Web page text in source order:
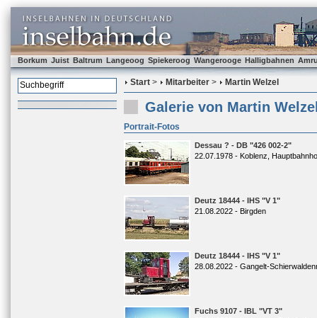
Borkum Juist Baltrum Langeoog Spiekeroog Wangerooge Halligbahnen
Start > Mitarbeiter > Martin Welzel
Galerie von Martin
Portrait-Fotos
Dessau ? - DB "426 002-2"
22.07.1978 - Koblenz,
Deutz 18444 - IHS "V 1"
21.08.2022 - Birgden
Deutz 18444 - IHS "V 1"
28.08.2022 - Gangelt-
Fuchs 9107 - IBL "VT 3"